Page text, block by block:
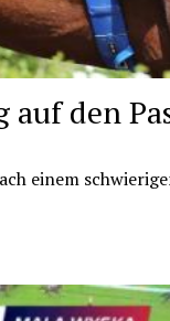
auf den
einem